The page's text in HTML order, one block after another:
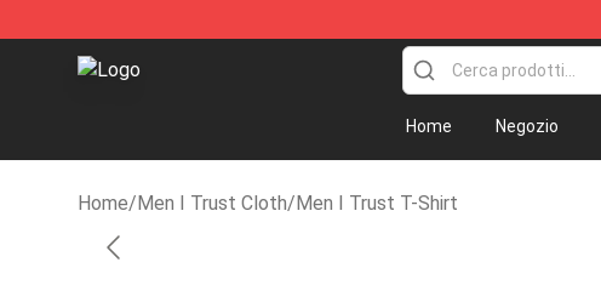
Men I Trust Shop - Official Men I Trust Merchandise Store
Home Negozio
Home/Men I Trust Cloth/Men I Trust T-Shirt